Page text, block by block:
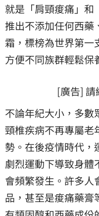
就是「肩頸痠痛」和
推出不添加任何西藥
霜，標榜為世界第一
方便不同族群輕鬆保
[廣告]
不論年紀大小，多數
頸椎疾病不再專屬老
勢。在後疫情時代，
劇烈運動下導致身體
會頻繁發生。許多人
品，甚至是痠痛藥膏